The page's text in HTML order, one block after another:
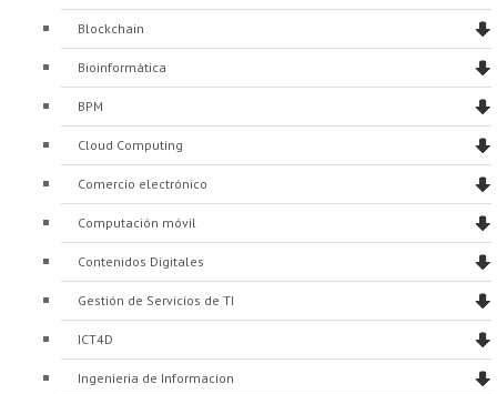
Blockchain
Bioinformática
BPM
Cloud Computing
Comercio electrónico
Computación móvil
Contenidos Digitales
Gestión de Servicios de TI
ICT4D
Ingenieria de Informacion